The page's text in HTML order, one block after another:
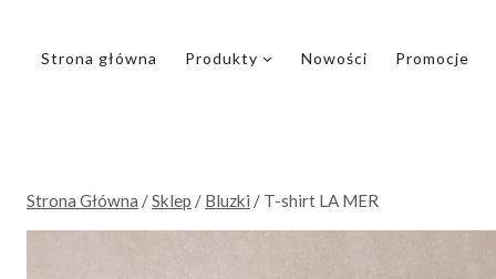
Strona główna Produkty Nowości Promocje
Strona Główna /Sklep / Bluzki / T-shirt LA MER